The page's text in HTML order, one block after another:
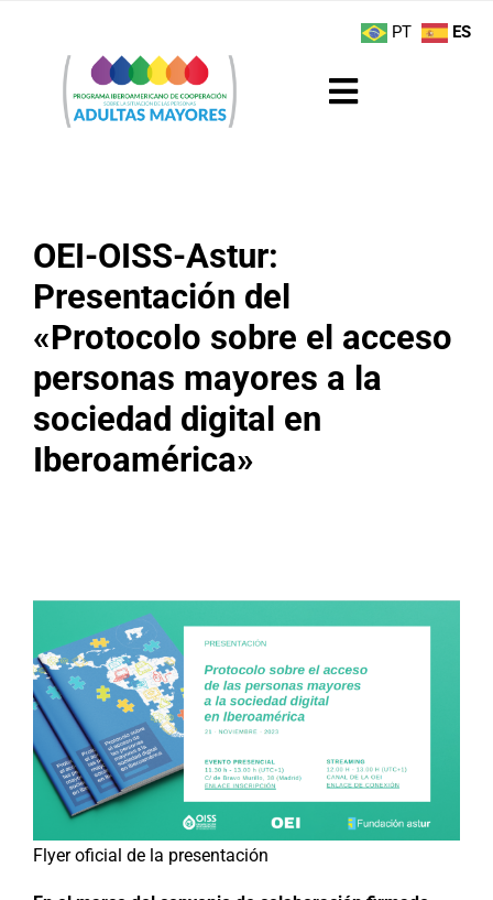
contenido
Toggle
Actividades
Buenas Prácticas
OEI-OISS-Astur:
Presentación del
«Protocolo sobre el acceso
personas mayores a la
sociedad digital en
Iberoamérica»
Flyer oficial de la presentación
PT ES